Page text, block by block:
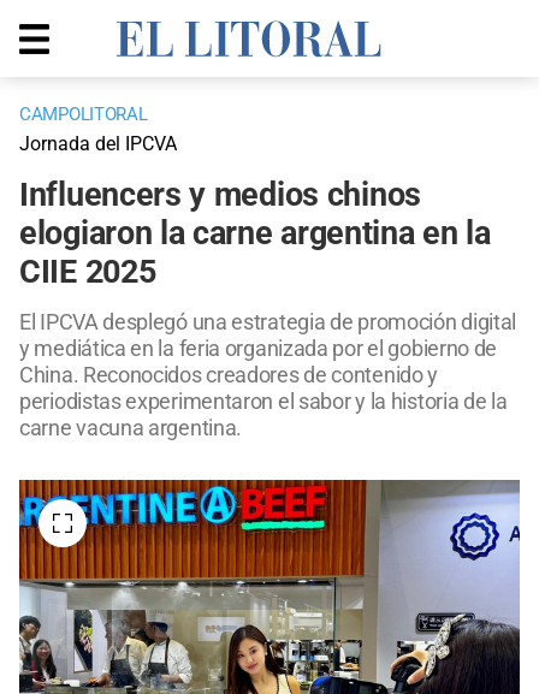
CAMPOLITORAL
Jornada del IPCVA
Influencers y medios chinos
elogiaron la carne argentina en la
CIIE 2025
El IPCVA desplegó una estrategia de promoción digital
y mediática en la feria organizada por el gobierno de
China. Reconocidos creadores de contenido y
periodistas experimentaron el sabor y la historia de la
carne vacuna argentina.